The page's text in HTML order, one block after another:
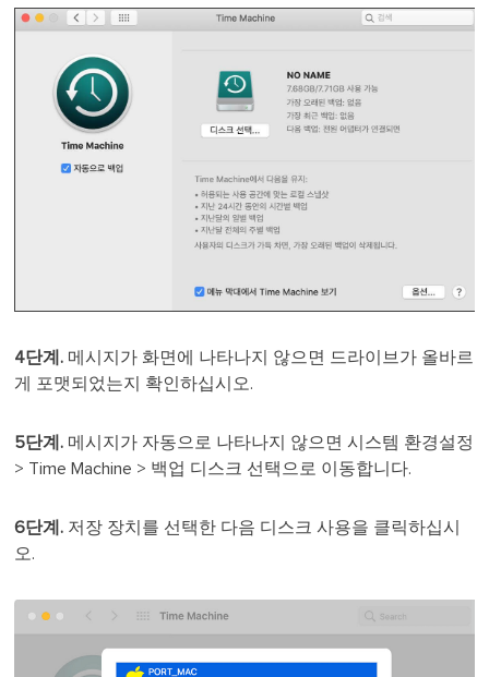
4단계. 메시지가 화면에 나타나지 않으면 드라이브가 올바르
게 포맷되었는지 확인하십시오.
5단계. 메시지가 자동으로 나타나지 않으면 시스템 환경설정
> Time Machine > 백업 디스크 선택으로 이동합니다.
6단계. 저장 장치를 선택한 다음 디스크 사용을 클릭하십시
오.